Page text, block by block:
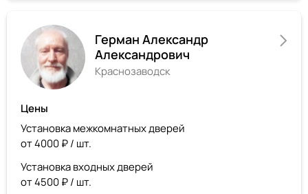
Герман Александр
Александрович
Краснозаводск
Цены
Установка межкомнатных дверей
от 4000 ₽ / шт.
Установка входных дверей
от 4500 ₽ / шт.